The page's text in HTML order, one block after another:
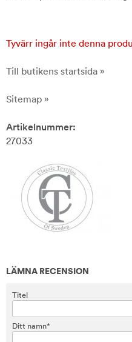
Tyvärr ingår inte denna
Till butikens startsida »
Sitemap »
Artikelnummer:
27033
LÄMNA RECENSION
Titel
Ditt namn*